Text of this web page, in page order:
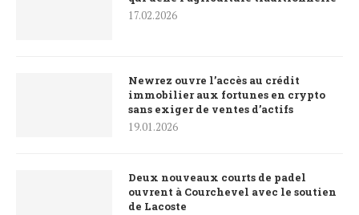
17.02.2026
Newrez ouvre l’accès au crédit
immobilier aux fortunes en crypto
sans exiger de ventes d’actifs
19.01.2026
Deux nouveaux courts de padel
ouvrent à Courchevel avec le soutien
de Lacoste